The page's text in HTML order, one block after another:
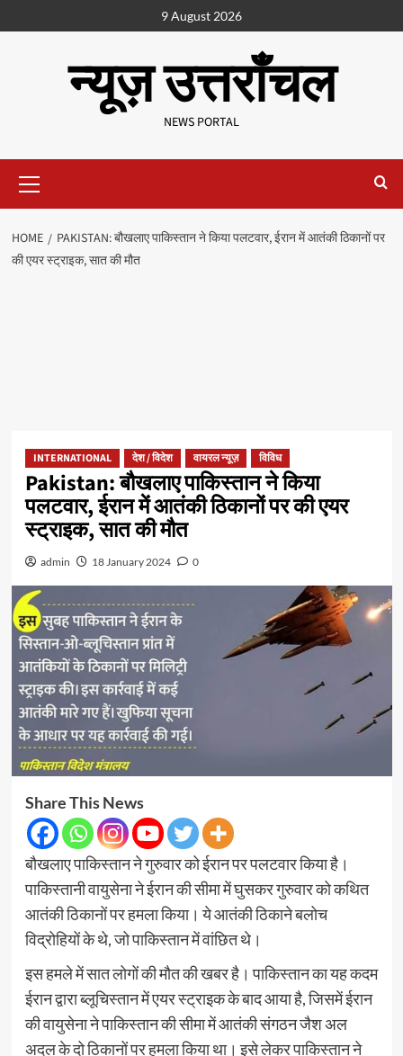
9 August 2026
न्यूज़ उत्तराँचल
NEWS PORTAL
HOME
PAKISTAN: बौखलाए पाकिस्तान ने किया पलटवार, ईरान में आतंकी ठिकानों पर
की एयर स्ट्राइक, सात की मौत
INTERNATIONAL देश / विदेश वायरल न्यूज़ विविध
Pakistan: बौखलाए पाकिस्तान ने किया
पलटवार, ईरान में आतंकी ठिकानों पर की एयर
स्ट्राइक, सात की मौत
admin 18 January 2024 0
Share This News
बौखलाए पाकिस्तान ने गुरुवार को ईरान पर पलटवार किया है।
पाकिस्तानी वायुसेना ने ईरान की सीमा में घुसकर गुरुवार को कथित
आतंकी ठिकानों पर हमला किया। ये आतंकी ठिकाने बलोच
विद्रोहियों के थे, जो पाकिस्तान में वांछित थे।
इस हमले में सात लोगों की मौत की खबर है। पाकिस्तान का यह कदम
ईरान द्वारा ब्लूचिस्तान में एयर स्ट्राइक के बाद आया है, जिसमें ईरान
की वायुसेना ने पाकिस्तान की सीमा में आतंकी संगठन जैश अल
अदल के दो ठिकानों पर हमला किया था। इसे लेकर पाकिस्तान ने